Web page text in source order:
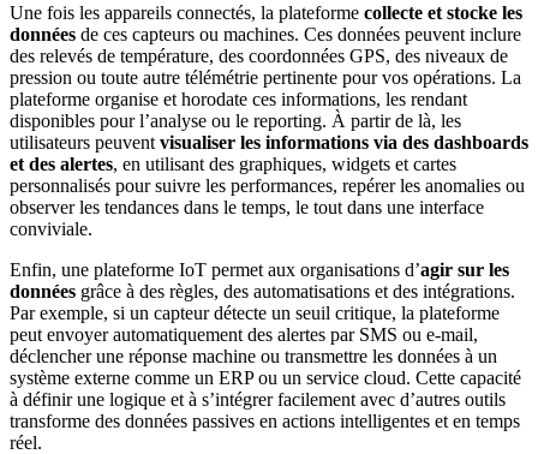
Une fois les appareils connectés, la plateforme collecte et stocke les
données de ces capteurs ou machines. Ces données peuvent inclure
des relevés de température, des coordonnées GPS, des niveaux de
pression ou toute autre télémétrie pertinente pour vos opérations. La
plateforme organise et horodate ces informations, les rendant
disponibles pour l’analyse ou le reporting. À partir de là, les
utilisateurs peuvent visualiser les informations via des dashboards
et des alertes, en utilisant des graphiques, widgets et cartes
personnalisés pour suivre les performances, repérer les anomalies ou
observer les tendances dans le temps, le tout dans une interface
conviviale.
Enfin, une plateforme IoT permet aux organisations d’agir sur les
données grâce à des règles, des automatisations et des intégrations.
Par exemple, si un capteur détecte un seuil critique, la plateforme
peut envoyer automatiquement des alertes par SMS ou e-mail,
déclencher une réponse machine ou transmettre les données à un
système externe comme un ERP ou un service cloud. Cette capacité
à définir une logique et à s’intégrer facilement avec d’autres outils
transforme des données passives en actions intelligentes et en temps
réel.